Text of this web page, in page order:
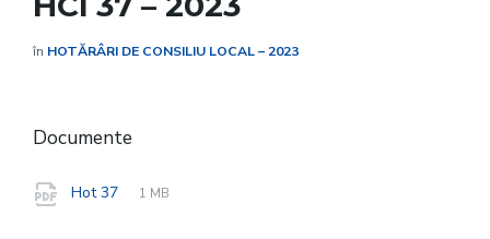
în HOTĂRÂRI DE CONSILIU LOCAL – 2023
Documente
Hot 37
File
pdf
File
1 MB